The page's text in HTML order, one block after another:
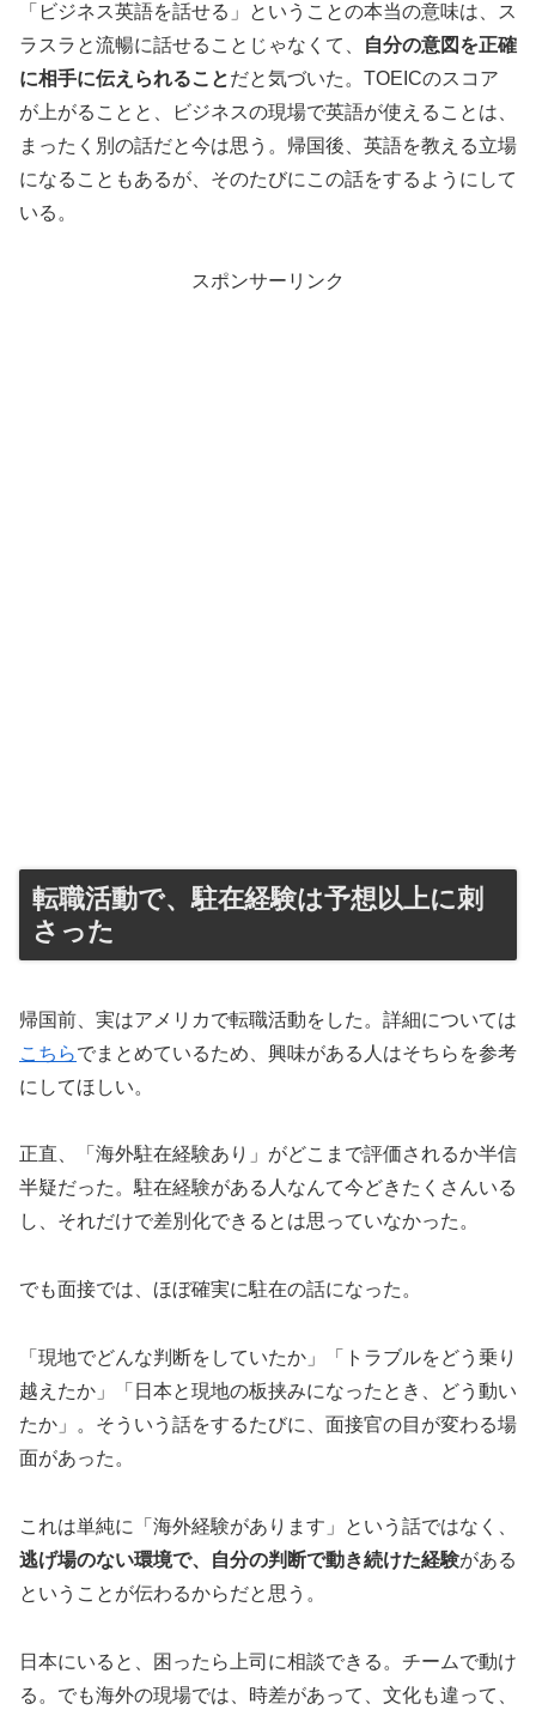
「ビジネス英語を話せる」ということの本当の意味は、ス
ラスラと流暢に話せることじゃなくて、
自分の意図を正確
に相手に伝えられることだと気づいた。TOEICのスコア
が上がることと、ビジネスの現場で英語が使えることは、
まったく別の話だと今は思う。帰国後、英語を教える立場
になることもあるが、そのたびにこの話をするようにして
いる。
スポンサーリンク
転職活動で、駐在経験は予想以上に刺
さった
帰国前、実はアメリカで転職活動をした。詳細については
こちらでまとめているため、興味がある人はそちらを参考
にしてほしい。
正直、「海外駐在経験あり」がどこまで評価されるか半信
半疑だった。駐在経験がある人なんて今どきたくさんいる
し、それだけで差別化できるとは思っていなかった。
でも面接では、ほぼ確実に駐在の話になった。
「現地でどんな判断をしていたか」「トラブルをどう乗り
越えたか」「日本と現地の板挟みになったとき、どう動い
たか」。そういう話をするたびに、面接官の目が変わる場
面があった。
これは単純に「海外経験があります」という話ではなく、
逃げ場のない環境で、自分の判断で動き続けた経験がある
ということが伝わるからだと思う。
日本にいると、困ったら上司に相談できる。チームで動け
る。でも海外の現場では、時差があって、文化も違って、